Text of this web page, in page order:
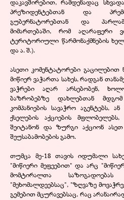
დაკავშირებით, რამდენადაც
პრეზიდენტებთან და
გუბერნატორებთან და
მიმართებაში, რომ აღარაფერი
ტერიტორიული წარმონაქმნების
და ა. შ.).
ასეთი კომენტატორები გაცილებით
მიწიერ ვაჭართა სახეს, რადგან
ვაჭრები აღარ არსებობენ,
ბაზრობებზე დახლებთან
კომპანიების სავაჭრო აგენტებს,
ქსელების აქციების მფლობელებს,
შეიტანონ და ზურგი აქციონ ასეთ
შეუსაბამობების გამო.
თუმცა მე-18 თავის იდუმალი
"მიწიერი მეფეებით" და არც
მომტირალთა საზოგადოებას
"მეხომალდეებსაც", "ზღვაზე
გემებით მცურავებსაც, რაც